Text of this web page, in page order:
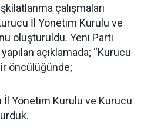
çalışmaları
İl Yönetim Kurulu ve
oluşturuldu. Yeni Parti
açıklamada; “Kurucu
öncülüğünde;
Yönetim Kurulu ve Kurucu